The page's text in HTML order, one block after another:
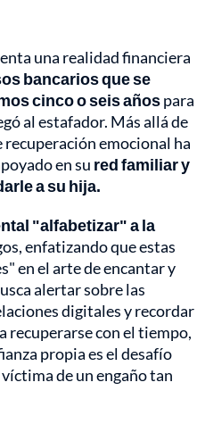
una realidad financiera
bancarios que se
cinco o seis añospara
al estafador. Más allá de
recuperación emocional ha
en su red familiar y
a su hija.
"alfabetizar" a la
enfatizando que estas
en el arte de encantar y
alertar sobre las
digitales y recordar
recuperarse con el tiempo,
propia es el desafío
de un engaño tan